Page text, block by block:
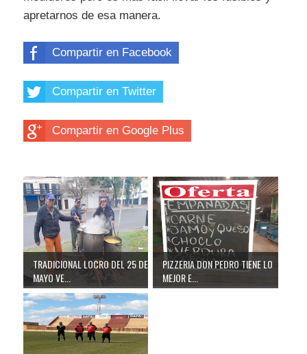
apretarnos de esa manera.
Compartir en Facebook
Compartir en Twitter
Compartir en Google Plus
TRADICIONAL LOCRO DEL 25 DE
MAYO VE...
PIZZERIA DON PEDRO TIENE LO
MEJOR E...